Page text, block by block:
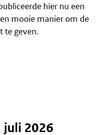
hier nu een
mooie manier om de
te geven.
juli 2026